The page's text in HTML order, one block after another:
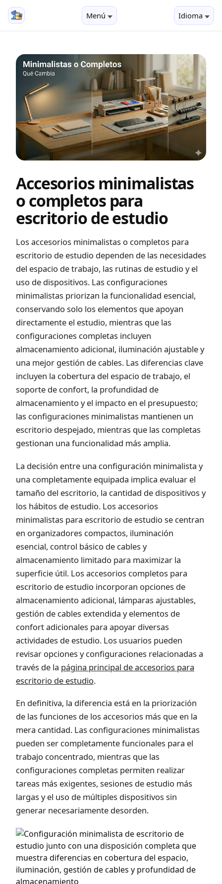
Menú Idioma
Accesorios minimalistas
o completos para
escritorio de estudio
Los accesorios minimalistas o completos para
escritorio de estudio dependen de las necesidades
del espacio de trabajo, las rutinas de estudio y el
uso de dispositivos. Las configuraciones
minimalistas priorizan la funcionalidad esencial,
conservando solo los elementos que apoyan
directamente el estudio, mientras que las
configuraciones completas incluyen
almacenamiento adicional, iluminación ajustable y
una mejor gestión de cables. Las diferencias clave
incluyen la cobertura del espacio de trabajo, el
soporte de confort, la profundidad de
almacenamiento y el impacto en el presupuesto;
las configuraciones minimalistas mantienen un
escritorio despejado, mientras que las completas
gestionan una funcionalidad más amplia.
La decisión entre una configuración minimalista y
una completamente equipada implica evaluar el
tamaño del escritorio, la cantidad de dispositivos y
los hábitos de estudio. Los accesorios
minimalistas para escritorio de estudio se centran
en organizadores compactos, iluminación
esencial, control básico de cables y
almacenamiento limitado para maximizar la
superficie útil. Los accesorios completos para
escritorio de estudio incorporan opciones de
almacenamiento adicional, lámparas ajustables,
gestión de cables extendida y elementos de
confort adicionales para apoyar diversas
actividades de estudio. Los usuarios pueden
revisar opciones y configuraciones relacionadas a
través de la página principal de accesorios para
escritorio de estudio.
En definitiva, la diferencia está en la priorización
de las funciones de los accesorios más que en la
mera cantidad. Las configuraciones minimalistas
pueden ser completamente funcionales para el
trabajo concentrado, mientras que las
configuraciones completas permiten realizar
tareas más exigentes, sesiones de estudio más
largas y el uso de múltiples dispositivos sin
generar necesariamente desorden.